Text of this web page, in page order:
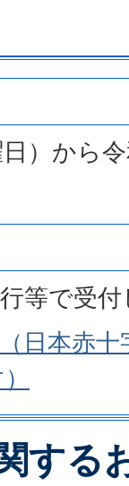
）から
等で受
日本赤
する